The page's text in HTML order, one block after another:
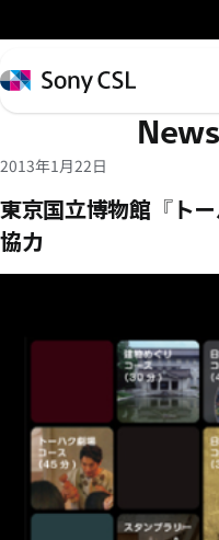
イ
ン
コ
テ
ツ
へ
ス
Sony
CSL
2013年1月22日
東京国立博物館『ト
協力